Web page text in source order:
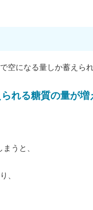
空になる量しか蓄えられ
れる糖質の量が
うと、
、